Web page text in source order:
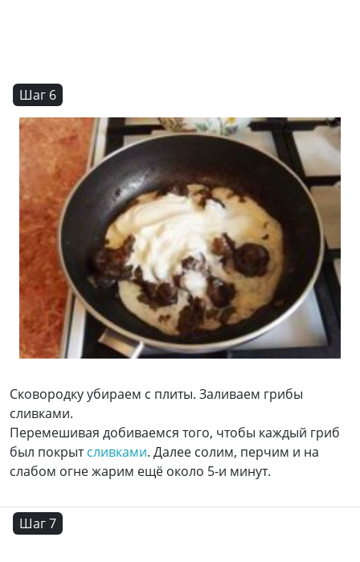
Шаг 6
Сковородку убираем с плиты. Заливаем грибы
сливками.
Перемешивая добиваемся того, чтобы каждый гриб
был покрытсливками. Далее солим, перчим и на
слабом огне жарим ещё около 5-и минут.
Шаг 7